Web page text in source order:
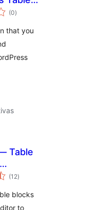
(0total
de
)
that you
Table
(12total
de
)
blocks
to